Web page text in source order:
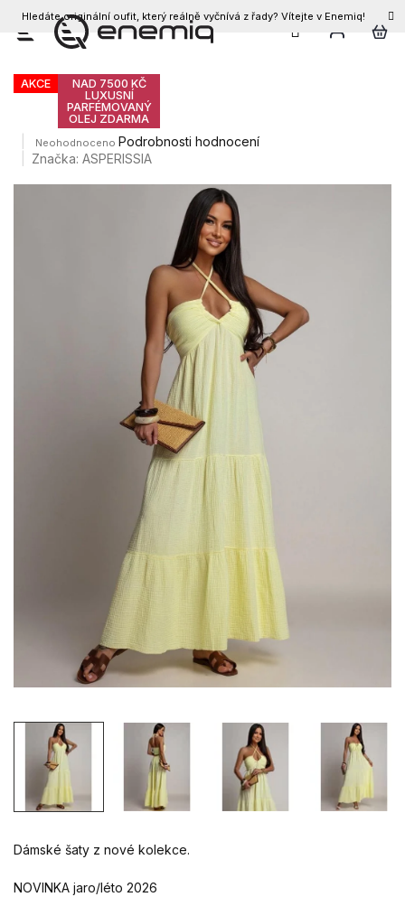
Přejít
Hledáte originální oufit, který reálně vyčnívá z řady? Vítejte v Enemiq!
CZK
Dámské šaty CLARISSA
AKCE
NAD 7500 KČ
LUXUSNÍ
PARFÉMOVANÝ
OLEJ ZDARMA
Průměrné
hodnocení
Neohodnoceno Podrobnosti hodnocení
Značka:ASPERISSIA
Dámské šaty z nové kolekce.
NOVINKA jaro/léto 2026